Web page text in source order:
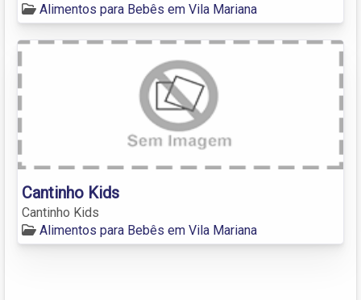
Alimentos para Bebês em Vila Mariana
Cantinho Kids
Cantinho Kids
Alimentos para Bebês em Vila Mariana